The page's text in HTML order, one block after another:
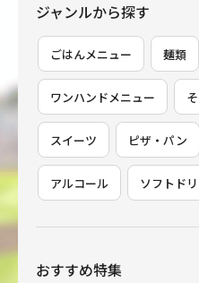
ジャンルから探す
ごはんメニュー 麺類
ワンハンドメニュー
スイーツ ピザ・パン
アルコール ソフトド
おすすめ特集